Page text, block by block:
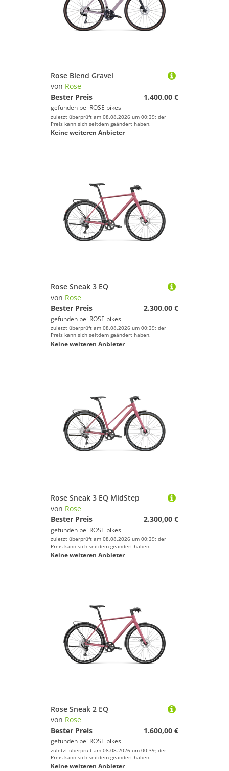
Rose Blend Gravel
von Rose
Bester Preis
1.400,00 €
gefunden bei ROSE bikes
zuletzt überprüft am 08.08.2026 um 00:39; der
Preis kann sich seitdem geändert haben.
Keine weiteren Anbieter
Rose Sneak 3 EQ
von Rose
Bester Preis
2.300,00 €
gefunden bei ROSE bikes
zuletzt überprüft am 08.08.2026 um 00:39; der
Preis kann sich seitdem geändert haben.
Keine weiteren Anbieter
Rose Sneak 3 EQ MidStep
von Rose
Bester Preis
2.300,00 €
gefunden bei ROSE bikes
zuletzt überprüft am 08.08.2026 um 00:39; der
Preis kann sich seitdem geändert haben.
Keine weiteren Anbieter
Rose Sneak 2 EQ
von Rose
Bester Preis
1.600,00 €
gefunden bei ROSE bikes
zuletzt überprüft am 08.08.2026 um 00:39; der
Preis kann sich seitdem geändert haben.
Keine weiteren Anbieter